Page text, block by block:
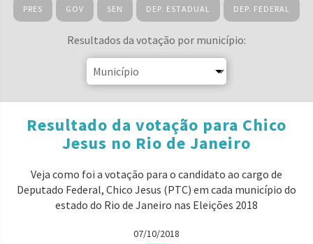
PRES GOV SEN DEP. ESTADUAL DEP. FEDERAL
Resultados da votação por município:
Resultado da votação para Chico
Jesus no Rio de Janeiro
Veja como foi a votação para o candidato ao cargo de
Deputado Federal, Chico Jesus (PTC) em cada município do
estado do Rio de Janeiro nas Eleições 2018
07/10/2018